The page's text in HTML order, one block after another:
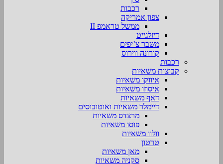
רכבות
צפון אמריקה
ממשל טראמפ II
דיזלגייט
משבר צ’יפים
קורונה ווירוס
רכבות
קבוצות משאיות
איווקו משאיות
איסוזו משאיות
דאף משאיות
דיימלר משאיות ואוטובוסים
מרצדס משאיות
פוסו משאיות
וולוו משאיות
טרטון
מאן משאיות
סקניה משאיות